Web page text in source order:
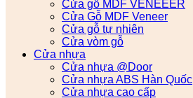
Cửa gỗ MDF VENEEER
Cửa Gỗ MDF Veneer
Cửa gỗ tự nhiên
Cửa vòm gỗ
Cửa nhựa
Cửa nhựa @Door
Cửa nhựa ABS Hàn Quốc
Cửa nhựa cao cấp